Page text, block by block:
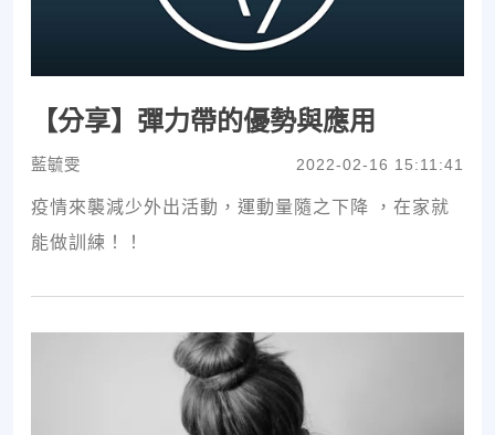
【分享】彈力帶的優勢與應用
藍毓雯 2022-02-16 15:11:41
疫情來襲減少外出活動，運動量隨之下降 ，在家就
能做訓練！！